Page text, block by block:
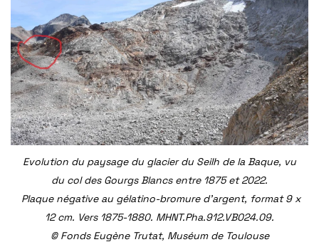
Evolution du paysage du glacier du Seilh de la Baque, vu
du col des Gourgs Blancs entre 1875 et 2022.
Plaque négative au gélatino-bromure d’argent, format 9 x
12 cm. Vers 1875-1880. MHNT.Pha.912.VB024.09.
© Fonds Eugène Trutat, Muséum de Toulouse